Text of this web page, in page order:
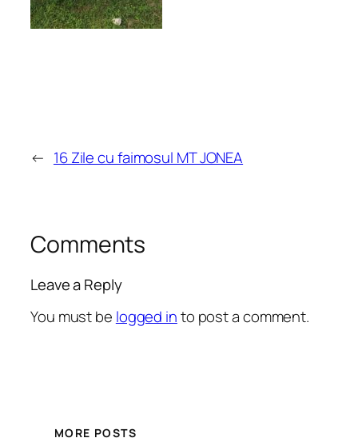
← 16 Zile cu faimosul MT JONEA
Comments
Leave a Reply
You must be logged into post a comment.
MORE POSTS